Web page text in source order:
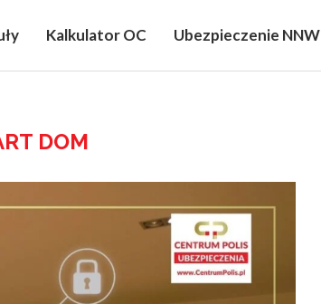
Kalkulator OC Ubezpieczenie NNW
DOM